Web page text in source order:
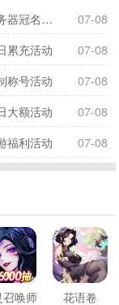
名活动
07-08
累充活动
07-08
称号活动
07-08
大额活动
07-08
福利活动 07-08
召唤师 花语卷